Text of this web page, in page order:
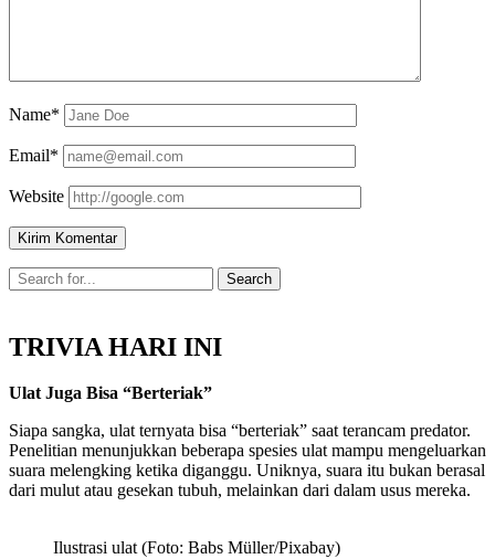
Name*
Email*
Website
TRIVIA HARI INI
Ulat Juga Bisa “Berteriak”
Siapa sangka, ulat ternyata bisa “berteriak” saat terancam predator.
Penelitian menunjukkan beberapa spesies ulat mampu mengeluarkan
suara melengking ketika diganggu. Uniknya, suara itu bukan berasal
dari mulut atau gesekan tubuh, melainkan dari dalam usus mereka.
Ilustrasi ulat (Foto: Babs Müller/Pixabay)